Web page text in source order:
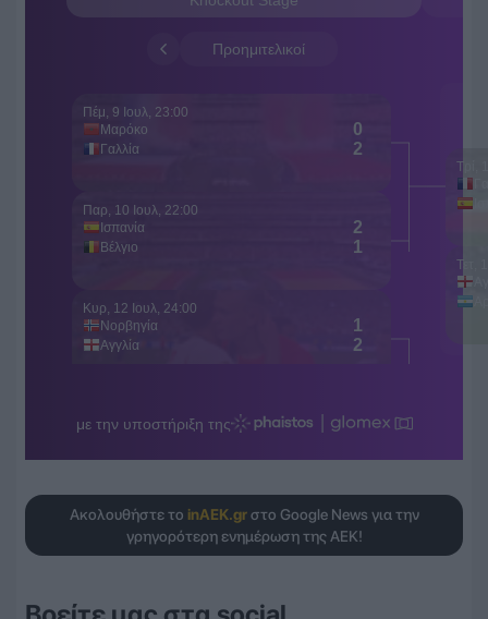
Ακολουθήστε το inAEK.grστο Google News για την
γρηγορότερη ενημέρωση της ΑΕΚ!